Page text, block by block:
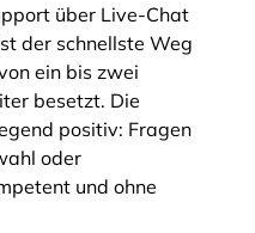
über Live-Chat
der schnellste Weg
ein bis zwei
besetzt. Die
positiv: Fragen
oder
und ohne